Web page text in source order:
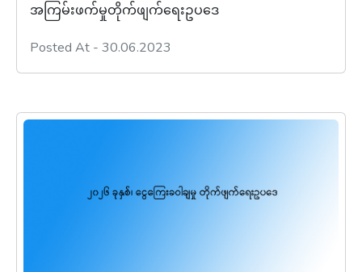
အကြမ်းဖက်မှုတိုက်ဖျက်ရေးဥပဒေ
Posted At - 30.06.2023